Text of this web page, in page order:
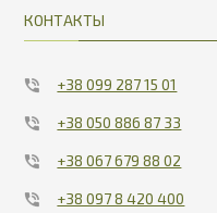
КОНТАКТЫ
+38 099 287 15 01
+38 050 886 87 33
+38 067 679 88 02
+38 097 8 420 400